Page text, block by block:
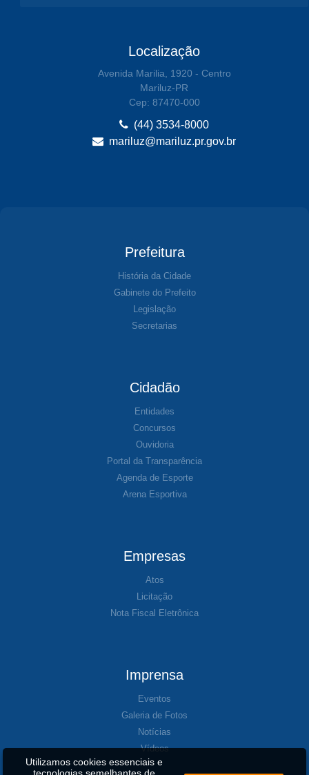
Localização
Avenida Marilia, 1920 - Centro
Mariluz-PR
Cep: 87470-000
(44) 3534-8000
mariluz@mariluz.pr.gov.br
Prefeitura
História da Cidade
Gabinete do Prefeito
Legislação
Secretarias
Cidadão
Entidades
Concursos
Ouvidoria
Portal da Transparência
Agenda de Esporte
Arena Esportiva
Empresas
Atos
Licitação
Nota Fiscal Eletrônica
Imprensa
Eventos
Galeria de Fotos
Notícias
Vídeos
Utilizamos cookies essenciais e